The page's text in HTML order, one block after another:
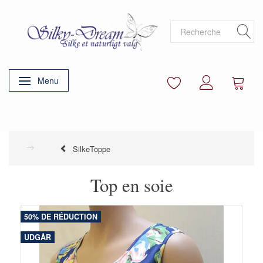
Basculer la navigation
Menu
SilkeToppe
Top en soie
50% DE RÉDUCTION
UDGÅR